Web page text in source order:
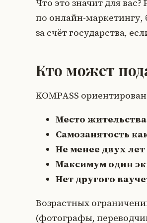
Что это значит для
по онлайн-
за счёт государства,
Кто может
KOMPASS
Место
Самозанятость
Не менее двух
Максимум один
Нет другого
Возрастных
(фотографы,